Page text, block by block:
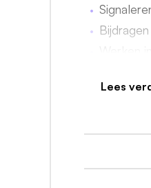
Je bent
komen.
Lees